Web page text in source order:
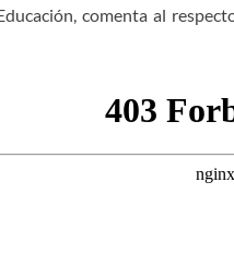
comenta al